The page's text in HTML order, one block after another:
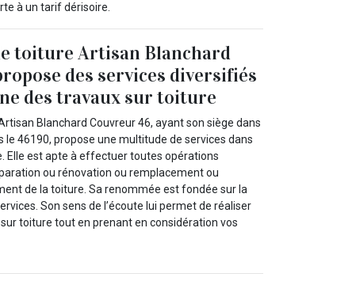
à un tarif dérisoire.
toiture Artisan Blanchard
des services diversifiés
des travaux sur toiture
Blanchard Couvreur 46, ayant son siège dans
le 46190, propose une multitude de services dans
Elle est apte à effectuer toutes opérations
ou rénovation ou remplacement ou
de la toiture. Sa renommée est fondée sur la
Son sens de l’écoute lui permet de réaliser
toiture tout en prenant en considération vos